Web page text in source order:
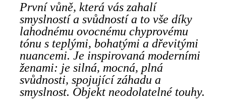
První vůně, která vás zahalí
smyslností a svůdností a to vše díky
lahodnému ovocnému chyprovému
tónu s teplými, bohatými a dřevitými
nuancemi. Je inspirovaná moderními
ženami: je silná, mocná, plná
svůdnosti, spojující záhadu a
smyslnost. Objekt neodolatelné touhy.